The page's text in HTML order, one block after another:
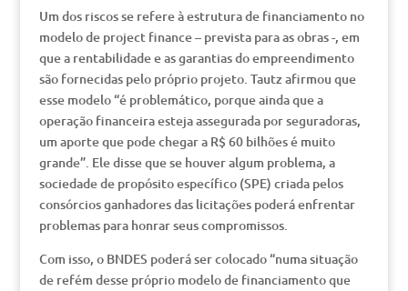
Um dos riscos se refere à estrutura de financiamento no
modelo de project finance – prevista para as obras -, em
que a rentabilidade e as garantias do empreendimento
são fornecidas pelo próprio projeto. Tautz afirmou que
esse modelo “é problemático, porque ainda que a
operação financeira esteja assegurada por seguradoras,
um aporte que pode chegar a R$ 60 bilhões é muito
grande”. Ele disse que se houver algum problema, a
sociedade de propósito específico (SPE) criada pelos
consórcios ganhadores das licitações poderá enfrentar
problemas para honrar seus compromissos.
Com isso, o BNDES poderá ser colocado “numa situação
de refém desse próprio modelo de financiamento que